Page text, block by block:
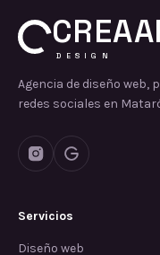
DESIGN
Agencia de diseño web,
redes sociales en
Servicios
Diseño web